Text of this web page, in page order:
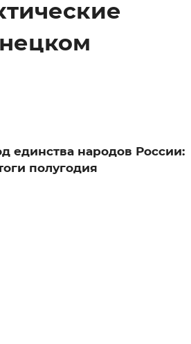
единства народов России:
полугодия